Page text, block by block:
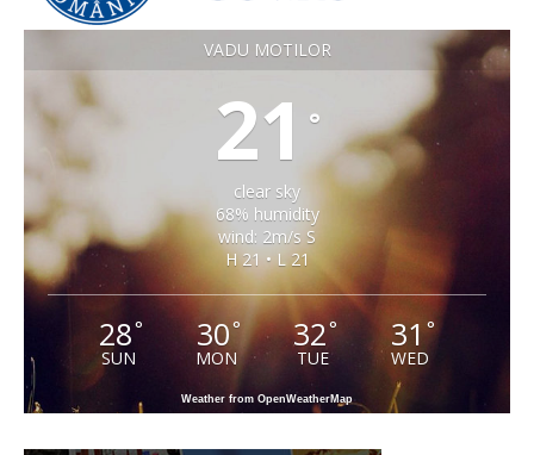
VADU MOTILOR
21 °
clear sky
68% humidity
wind: 2m/s S
H 21 • L 21
28°
SUN
30°
MON
32°
TUE
31°
WED
Weather from OpenWeatherMap